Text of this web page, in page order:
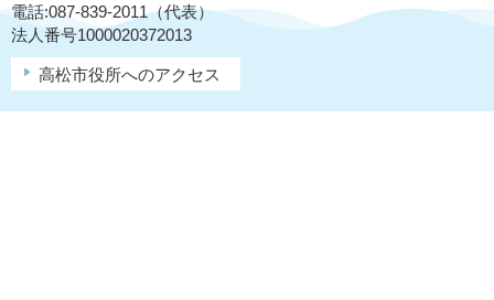
電話:087-839-2011（代表）
法人番号1000020372013
高松市役所へのアクセス